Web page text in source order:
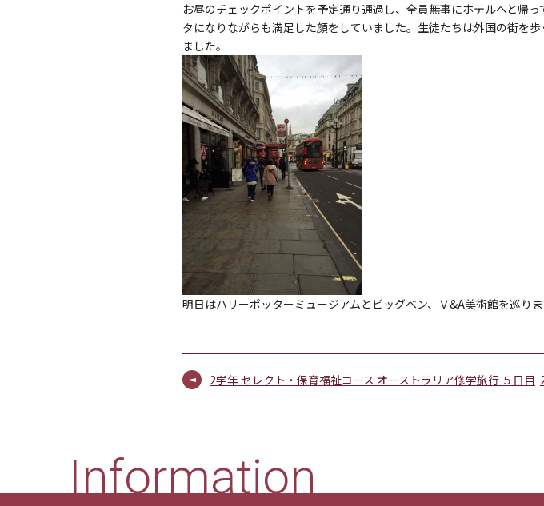
お昼のチェックポイントを予定通り通過し、全員無事にホテルへと帰
タになりながらも満足した顔をしていました。生徒たちは外国の街を
ました。
明日はハリーポッターミュージアムとビッグベン、Ｖ&A美術館を巡りま
2学年 セレクト・保育福祉コース オーストラリア修学旅行 ５日目
Information